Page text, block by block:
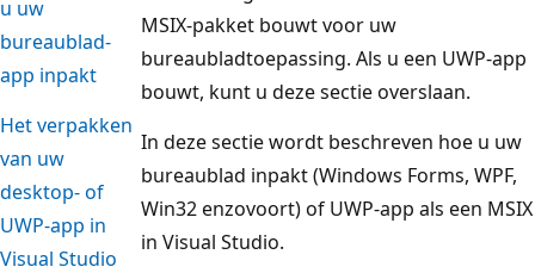
u uw
bureaublad-
app inpakt
MSIX-pakket bouwt voor uw
bureaubladtoepassing. Als u een UWP-app
bouwt, kunt u deze sectie overslaan.
Het verpakken
van uw
desktop- of
UWP-app in
Visual Studio
In deze sectie wordt beschreven hoe u uw
bureaublad inpakt (Windows Forms, WPF,
Win32 enzovoort) of UWP-app als een MSIX
in Visual Studio.